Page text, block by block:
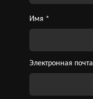
Имя *
Электронная почта